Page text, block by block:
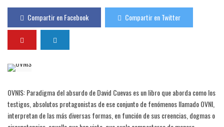
Compartir en Facebook Compartir en Twitter
OVNIS: Paradigma del absurdo de David Cuevas es un libro que aborda como los
testigos, absolutos protagonistas de ese conjunto de fenómenos llamado OVNI,
interpretan de las más diversas formas, en función de sus creencias, dogmas o